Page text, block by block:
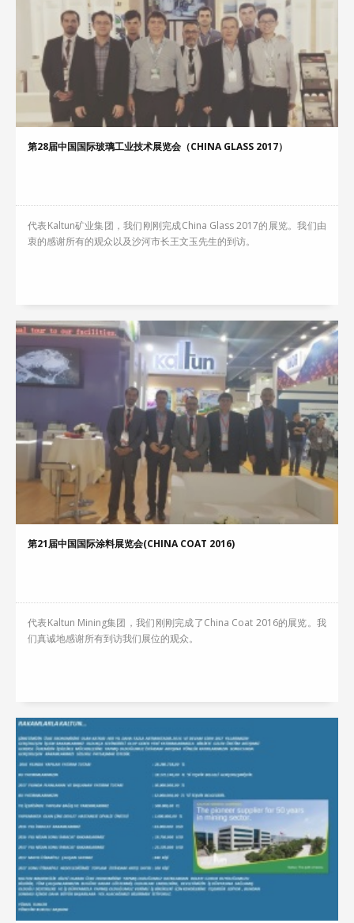
第28届中国国际玻璃工业技术展览会（CHINA GLASS 2017）
代表Kaltun矿业集团，我们刚刚完成China Glass 2017的展览。我们由
衷的感谢所有的观众以及沙河市长王文玉先生的到访。
第21届中国国际涂料展览会(CHINA COAT 2016)
代表Kaltun Mining集团，我们刚刚完成了China Coat 2016的展览。我
们真诚地感谢所有到访我们展位的观众。